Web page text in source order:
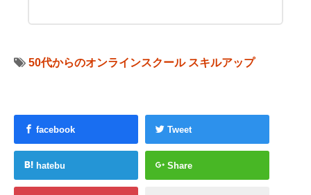
50代からのオンラインスクール スキルアップ
facebook Tweet
hatebu Share